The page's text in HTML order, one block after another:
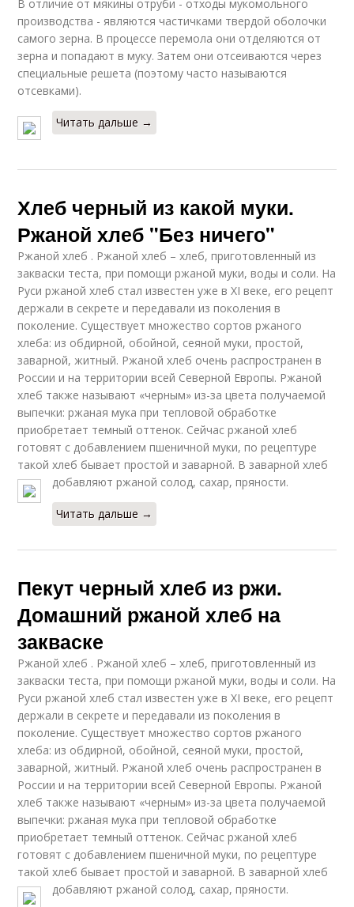
В отличие от мякины отруби - отходы мукомольного
производства - являются частичками твердой оболочки
самого зерна. В процессе перемола они отделяются от
зерна и попадают в муку. Затем они отсеиваются через
специальные решета (поэтому часто называются
отсевками).
Читать дальше →
Хлеб черный из какой муки.
Ржаной хлеб "Без ничего"
Ржаной хлеб . Ржаной хлеб – хлеб, приготовленный из
закваски теста, при помощи ржаной муки, воды и соли. На
Руси ржаной хлеб стал известен уже в XI веке, его рецепт
держали в секрете и передавали из поколения в
поколение. Существует множество сортов ржаного
хлеба: из обдирной, обойной, сеяной муки, простой,
заварной, житный. Ржаной хлеб очень распространен в
России и на территории всей Северной Европы. Ржаной
хлеб также называют «черным» из-за цвета получаемой
выпечки: ржаная мука при тепловой обработке
приобретает темный оттенок. Сейчас ржаной хлеб
готовят с добавлением пшеничной муки, по рецептуре
такой хлеб бывает простой и заварной. В заварной хлеб
добавляют ржаной солод, сахар, пряности.
Читать дальше →
Пекут черный хлеб из ржи.
Домашний ржаной хлеб на
закваске
Ржаной хлеб . Ржаной хлеб – хлеб, приготовленный из
закваски теста, при помощи ржаной муки, воды и соли. На
Руси ржаной хлеб стал известен уже в XI веке, его рецепт
держали в секрете и передавали из поколения в
поколение. Существует множество сортов ржаного
хлеба: из обдирной, обойной, сеяной муки, простой,
заварной, житный. Ржаной хлеб очень распространен в
России и на территории всей Северной Европы. Ржаной
хлеб также называют «черным» из-за цвета получаемой
выпечки: ржаная мука при тепловой обработке
приобретает темный оттенок. Сейчас ржаной хлеб
готовят с добавлением пшеничной муки, по рецептуре
такой хлеб бывает простой и заварной. В заварной хлеб
добавляют ржаной солод, сахар, пряности.